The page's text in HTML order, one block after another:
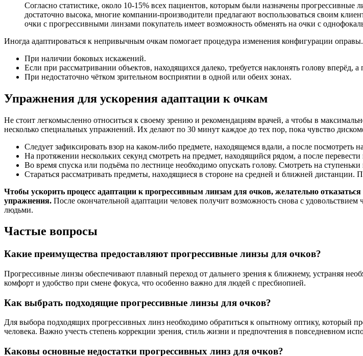
Согласно статистике, около 10-15% всех пациентов, которым были назначены
достаточно высока, многие компании-производители предлагают воспользоваться своим
очки с прогрессивными линзами покупатель имеет возможность обменять на очки с
Иногда адаптироваться к непривычным очкам помогает процедура изменения конфигурации
При наличии боковых искажений.
Если при рассматривании объектов, находящихся далеко, требуется наклонять голову вперёд,
При недостаточно чётком зрительном восприятии в одной или обеих зонах.
Упражнения для ускорения адаптации к очкам
Не стоит легкомысленно относиться к своему зрению и рекомендациям врачей, а чтобы в
несколько специальных упражнений. Их делают по 30 минут каждое до тех пор, пока чувство
Следует зафиксировать взор на каком-либо предмете, находящемся вдали, а после посмотреть
На протяжении нескольких секунд смотреть на предмет, находящийся рядом, а после
Во время спуска или подъёма по лестнице необходимо опускать голову. Смотреть на
Стараться рассматривать предметы, находящиеся в стороне на средней и ближней дистанции.
Чтобы ускорить процесс адаптации к прогрессивным линзам для очков, желательно
упражнения. После окончательной адаптации человек получит возможность снова с
людьми.
Частые вопросы
Какие преимущества предоставляют прогрессивные линзы для очков?
Прогрессивные линзы обеспечивают плавный переход от дальнего зрения к ближнему, устраняя
комфорт и удобство при смене фокуса, что особенно важно для людей с пресбиопией.
Как выбрать подходящие прогрессивные линзы для очков?
Для выбора подходящих прогрессивных линз необходимо обратиться к опытному оптику, который
человека. Важно учесть степень коррекции зрения, стиль жизни и предпочтения в повседневном
Каковы основные недостатки прогрессивных линз для очков?